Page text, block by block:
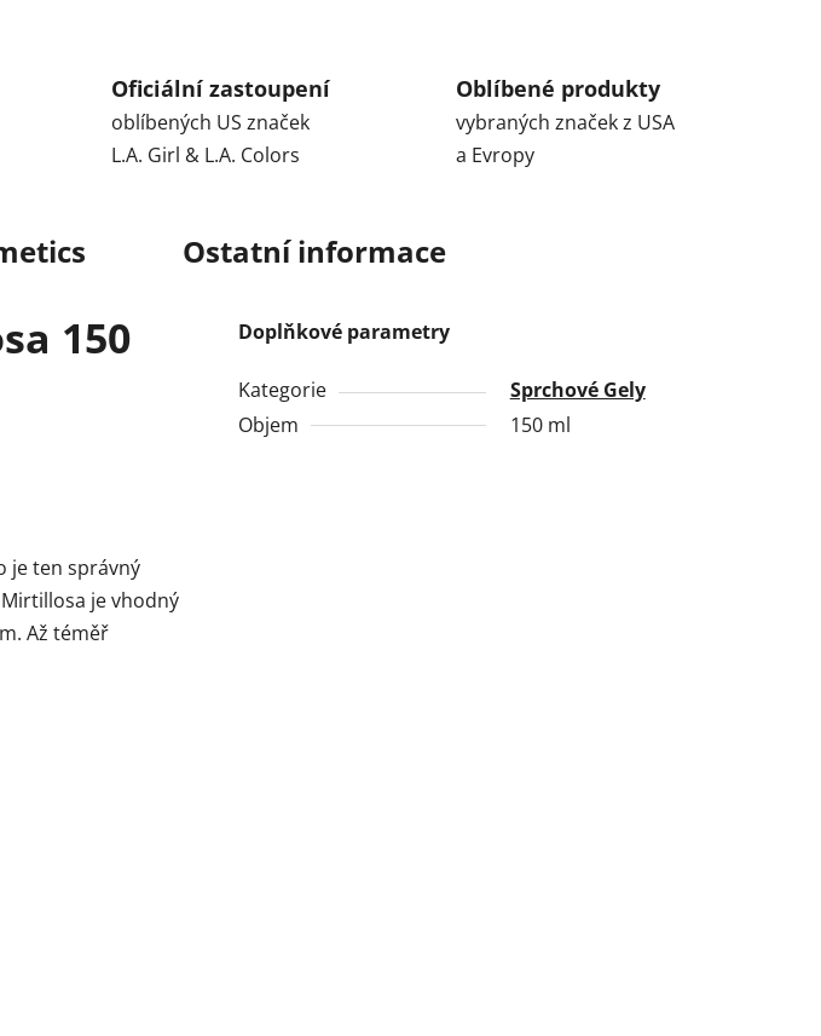
Oficiální zastoupení
oblíbených US značek
L.A. Girl & L.A. Colors
Oblíbené produkty
vybraných značek z USA
a Evropy
Ostatní informace
150
je ten správný
je vhodný
Až téměř
Doplňkové parametry
Kategorie
Sprchové Gely
Objem
150 ml